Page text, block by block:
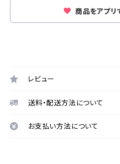
商品をアプリ
レビュー
送料・配送方法について
お支払い方法について